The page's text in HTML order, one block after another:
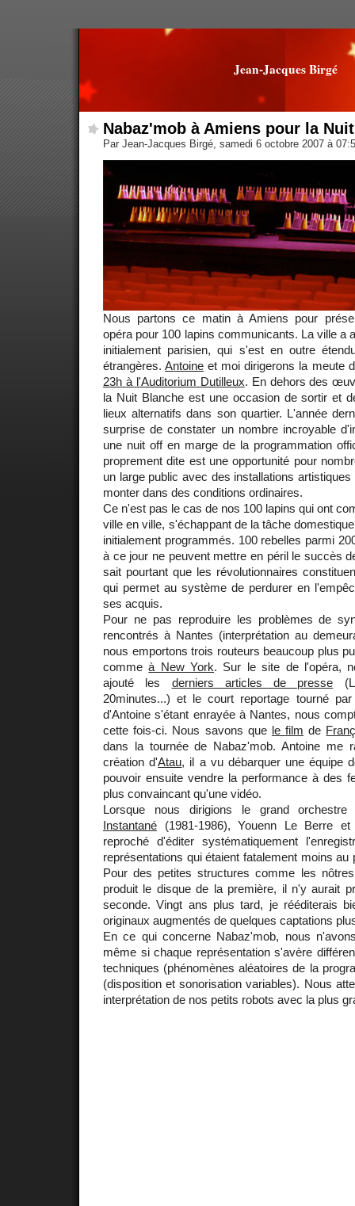
Jean-Jacques Birgé
Nabaz'mob à Amiens pour la
Par Jean-Jacques Birgé, samedi 6 octobre 2007 à
Nous partons ce matin à Amiens pour
opéra pour 100 lapins communicants. La ville a
initialement parisien, qui s'est en outre
étrangères.Antoine et moi dirigerons la meute
23h à l'Auditorium Dutilleux. En dehors des
la Nuit Blanche est une occasion de sortir et
lieux alternatifs dans son quartier. L'année
surprise de constater un nombre incroyable
une nuit off en marge de la programmation
proprement dite est une opportunité pour
un large public avec des installations
monter dans des conditions ordinaires.
Ce n'est pas le cas de nos 100 lapins qui ont
ville en ville, s'échappant de la tâche
initialement programmés. 100 rebelles parmi
à ce jour ne peuvent mettre en péril le succès
sait pourtant que les révolutionnaires
qui permet au système de perdurer en
ses acquis.
Pour ne pas reproduire les problèmes de
rencontrés à Nantes (interprétation au
nous emportons trois routeurs beaucoup plus
commeà New York. Sur le site de l'opéra,
ajouté les derniers articles de presse
20minutes...) et le court reportage tourné
d'Antoine s'étant enrayée à Nantes, nous
cette fois-ci. Nous savons que le film de
dans la tournée de Nabaz'mob. Antoine me
création d'Atau, il a vu débarquer une équipe
pouvoir ensuite vendre la performance à des
plus convaincant qu'une vidéo.
Lorsque nous dirigions le grand orchestre
Instantané (1981-1986), Youenn Le Berre
reproché d'éditer systématiquement
représentations qui étaient fatalement moins
Pour des petites structures comme les
produit le disque de la première, il n'y aurait
seconde. Vingt ans plus tard, je rééditerais
originaux augmentés de quelques captations
En ce qui concerne Nabaz'mob, nous
même si chaque représentation s'avère
techniques (phénomènes aléatoires de la
(disposition et sonorisation variables). Nous
interprétation de nos petits robots avec la plus